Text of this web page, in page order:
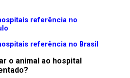
referência no
referência no Brasil
o animal ao hospital